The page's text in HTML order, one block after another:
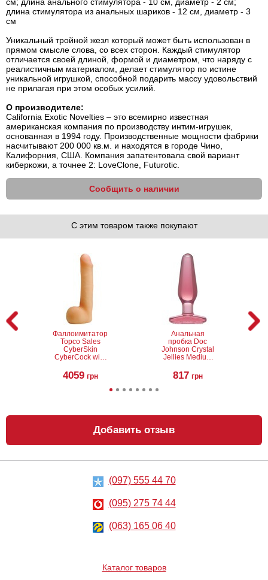
длина стимулятора из анальных шариков - 12 см, диаметр - 3
см
Уникальный тройной жезл который может быть использован в
прямом смысле слова, со всех сторон. Каждый стимулятор
отличается своей длиной, формой и диаметром, что наряду с
реалистичным материалом, делает стимулятор по истине
уникальной игрушкой, способной подарить массу удовольствий
не прилагая при этом особых усилий.
О производителе:
California Exotic Novelties – это всемирно известная
американская компания по производству интим-игрушек,
основанная в 1994 году. Производственные мощности фабрики
насчитывают 200 000 кв.м. и находятся в городе Чино,
Калифорния, США. Компания запатентовала свой вариант
киберкожи, а точнее 2: LoveClone, Futurotic.
Сообщить о наличии
С этим товаром также покупают
Фаллоимитатор
Topco Sales
CyberSkin
CyberCock with
4059 грн
Анальная
пробка Doc
Johnson Crystal
Jellies Medium
817 грн
Анальная
пробка Seven
Creations
Smoothy prober
грн
Анальный
Penis probe EX
clear blue
432
Добавить отзыв
(097) 555 44 70
(095) 275 74 44
(063) 165 06 40
Каталог товаров